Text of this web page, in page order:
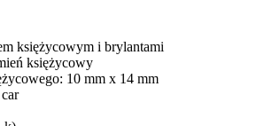
księżycowym i brylantami
księżycowy
10 mm x 14 mm